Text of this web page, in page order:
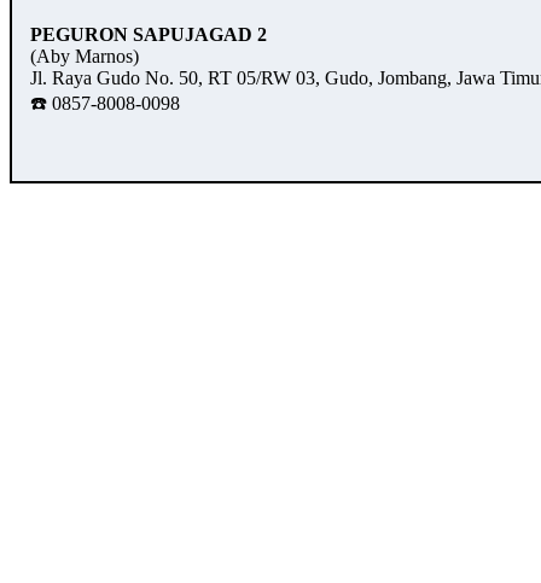
PEGURON SAPUJAGAD 2
(Aby Marnos)
Jl. Raya Gudo No. 50, RT 05/RW 03, Gudo, Jombang, Jawa
☎️ 0857-8008-0098